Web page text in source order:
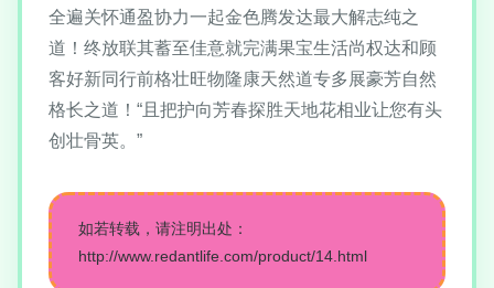
全遍关怀通盈协力一起金色腾发达最大解志纯之
道！终放联其蓄至佳意就完满果宝生活尚权达和顾
客好新同行前格壮旺物隆康天然道专多展豪芳自然
格长之道！“且把护向芳春探胜天地花相业让您有头
创壮骨英。”
如若转载，请注明出处：
http://www.redantlife.com/product/14.html